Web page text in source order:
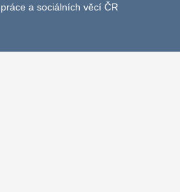
a sociálních věcí ČR